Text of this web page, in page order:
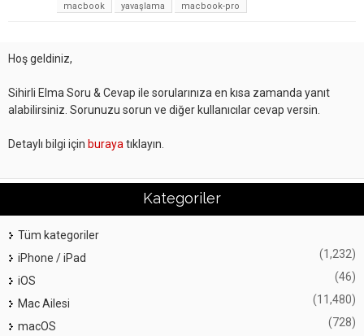
macbook
yavaşlama macbook-pro
Hoş geldiniz,
Sihirli Elma Soru & Cevap ile sorularınıza en kısa zamanda yanıt
alabilirsiniz. Sorunuzu sorun ve diğer kullanıcılar cevap versin.
Detaylı bilgi için buraya tıklayın.
Kategoriler
Tüm kategoriler
iPhone / iPad
(1,232)
iOS (46)
Mac Ailesi (11,480)
macOS (728)